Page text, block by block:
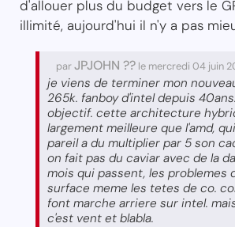
d'allouer plus du budget vers le
illimité, aujourd'hui il n'y a pas
parJPJOHN ?? le mercredi 04 juin
je viens de terminer mon
265k. fanboy d'intel depuis
objectif. cette architecture
largement meilleure que l'amd,
pareil a du multiplier par 5 son
on fait pas du caviar avec de la
mois qui passent, les problemes
surface meme les tetes de co.
font marche arriere sur intel.
c'est vent et blabla.